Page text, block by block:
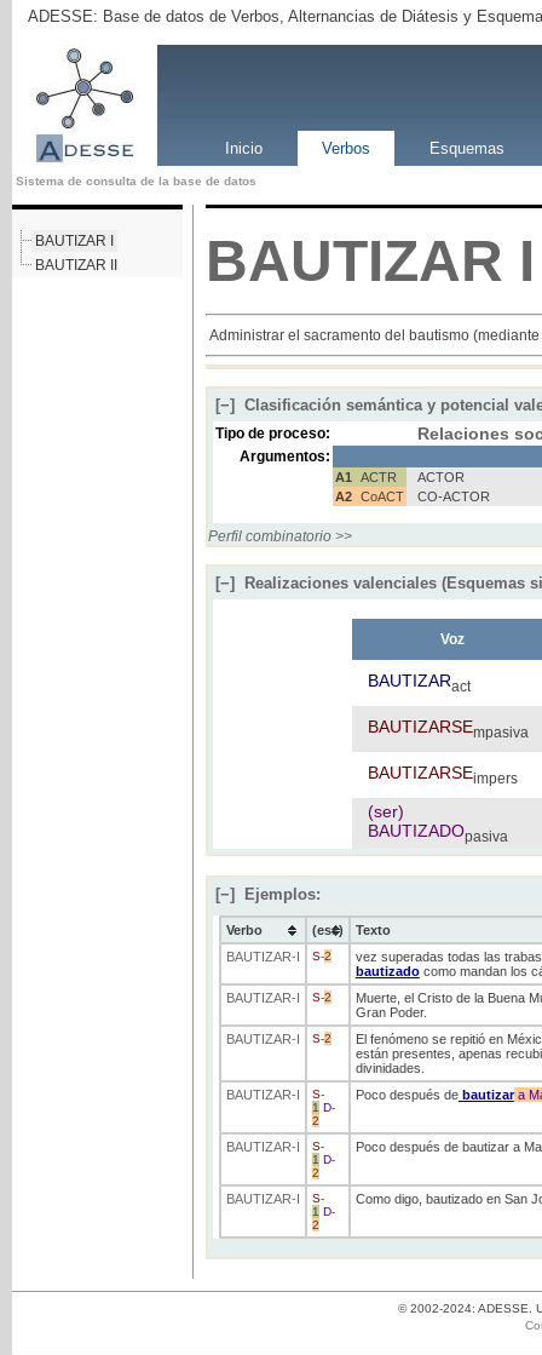
ADESSE: Base de datos de Verbos, Alternancias de Diátesis y
Inicio Verbos Esquemas
Sistema de consulta de la base de datos
BAUTIZAR I
BAUTIZAR II
BAUTIZAR I
Administrar el sacramento del bautismo
[−] Clasificación semántica y potencial
Tipo de proceso: Relaciones
Argumentos:
A1 ACTR
ACTOR
A2 CoACT CO-ACTOR
Perfil combinatorio >>
[−] Realizaciones valenciales (Esquemas
Voz
BAUTIZARact
BAUTIZARSEmpasiva
BAUTIZARSEimpers
(ser)
BAUTIZADOpasiva
[−] Ejemplos:
Verbo (ess)
Texto
BAUTIZAR-I S-2
vez superadas todas las
bautizadocomo mandan los
BAUTIZAR-I S-2
Muerte, el Cristo de la Buena
Gran Poder.
BAUTIZAR-I S-2
El fenómeno se repitió en
están presentes, apenas
divinidades.
BAUTIZAR-I S-
1 D-
2
Poco después debautizara
BAUTIZAR-I S-
1 D-
2
Poco después de bautizar a
BAUTIZAR-I S-
1 D-
2
Como digo, bautizado en San
© 2002-2024: ADESSE.